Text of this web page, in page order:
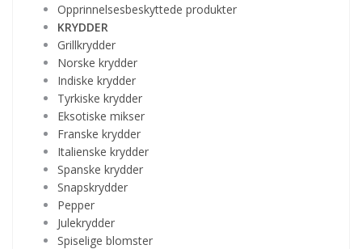
Opprinnelsesbeskyttede produkter
KRYDDER
Grillkrydder
Norske krydder
Indiske krydder
Tyrkiske krydder
Eksotiske mikser
Franske krydder
Italienske krydder
Spanske krydder
Snapskrydder
Pepper
Julekrydder
Spiselige blomster